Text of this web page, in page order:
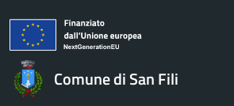
Comune di San Fili